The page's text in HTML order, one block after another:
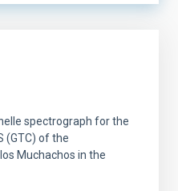
spectrograph for the
(GTC) of the
Muchachos in the